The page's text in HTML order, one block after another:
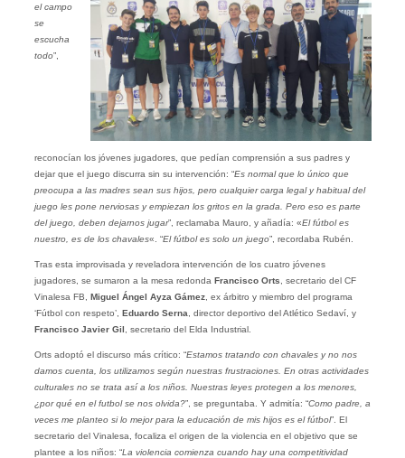
el campo
se
escucha
todo”,
reconocían los jóvenes jugadores, que pedían comprensión a sus padres y
dejar que el juego discurra sin su intervención: “Es normal que lo único que
preocupa a las madres sean sus hijos, pero cualquier carga legal y habitual del
juego les pone nerviosas y empiezan los gritos en la grada. Pero eso es parte
del juego, deben dejarnos jugar”, reclamaba Mauro, y añadía: «El fútbol es
nuestro, es de los chavales«. “El fútbol es solo un juego”, recordaba Rubén.
Tras esta improvisada y reveladora intervención de los cuatro jóvenes
jugadores, se sumaron a la mesa redonda Francisco Orts , secretario del CF
Vinalesa FB, Miguel Ángel Ayza Gámez, ex árbitro y miembro del programa
‘Fútbol con respeto’, Eduardo Serna , director deportivo del Atlético Sedaví, y
Francisco Javier Gil , secretario del Elda Industrial.
Orts adoptó el discurso más crítico: “Estamos tratando con chavales y no nos
damos cuenta, los utilizamos según nuestras frustraciones. En otras actividades
culturales no se trata así a los niños. Nuestras leyes protegen a los menores,
¿por qué en el futbol se nos olvida?”, se preguntaba. Y admitía: “Como padre, a
veces me planteo si lo mejor para la educación de mis hijos es el fútbol”. El
secretario del Vinalesa, focaliza el origen de la violencia en el objetivo que se
plantee a los niños: “La violencia comienza cuando hay una competitividad